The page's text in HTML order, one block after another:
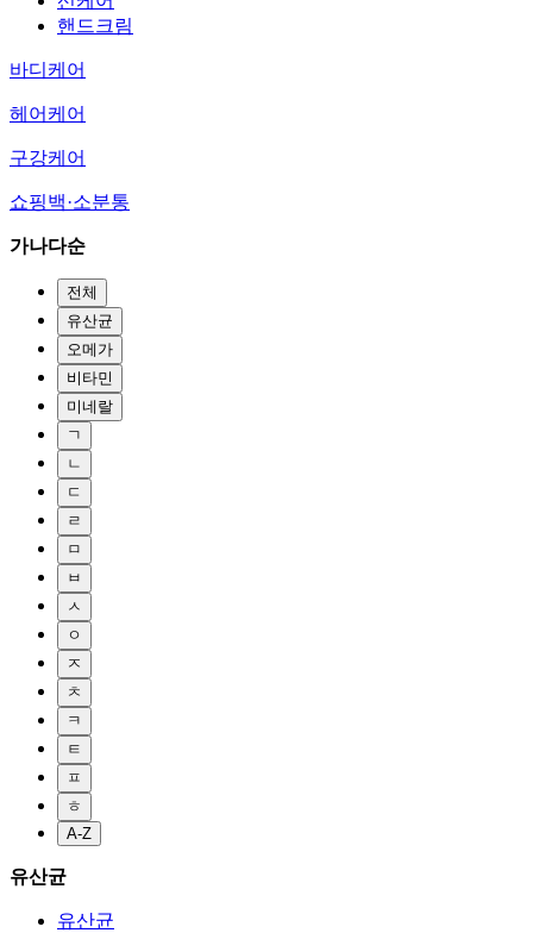
핸드크림
바디케어
헤어케어
구강케어
쇼핑백·소분통
가나다순
전체
유산균
오메가
비타민
미네랄
ㄱ
ㄴ
ㄷ
ㄹ
ㅁ
ㅂ
ㅅ
ㅇ
ㅈ
ㅊ
ㅋ
ㅌ
ㅍ
ㅎ
A-Z
유산균
유산균